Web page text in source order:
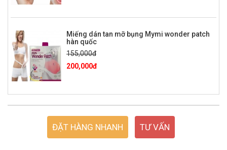
Miếng dán tan mỡ bụng Mymi wonder patch
hàn quốc
155,000đ
200,000đ
ĐẶT HÀNG NHANH TƯ VẤN